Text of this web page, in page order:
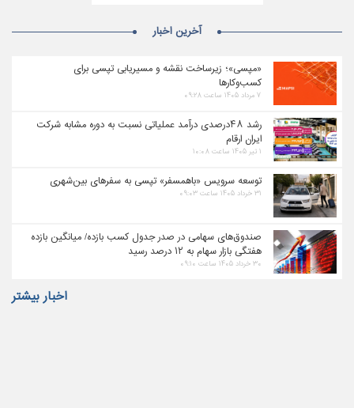
آخرین اخبار
«مپسی»؛ زیرساخت نقشه و مسیریابی تپسی برای
کسب‌وکارها
۷ مرداد ۱۴۰۵ ساعت ۰۹:۲۸
رشد ۴۸درصدی درآمد عملیاتی نسبت به دوره مشابه شرکت
ایران ارقام
۱ تیر ۱۴۰۵ ساعت ۱۰:۰۸
توسعه سرویس «باهمسفر» تپسی به سفرهای بین‌شهری
۳۱ خرداد ۱۴۰۵ ساعت ۰۹:۰۳
صندوق‌های سهامی در صدر جدول کسب بازده/ میانگین بازده
هفتگی بازار سهام به ۱۲ درصد رسید
۳۰ خرداد ۱۴۰۵ ساعت ۰۹:۱۰
اخبار بیشتر